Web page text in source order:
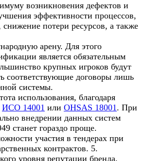
возникновения дефектов и
эффективности процессов,
потери ресурсов, а также
арену. Для этого
является обязательным
крупных игроков будут
соответствующие договоры лишь
системы.
использования, благодаря
ИСО 14001 или OHSAS 18001. При
внедрении данных систем
станет гораздо проще.
участия в тендерах при
контрактов. 5.
уровня репутации бренда.